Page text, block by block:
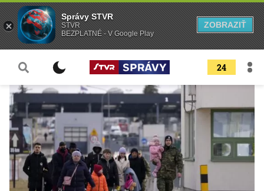
24
Správy STVR
STVR
BEZPLATNÉ - V Google Play
ZOBRAZIŤ